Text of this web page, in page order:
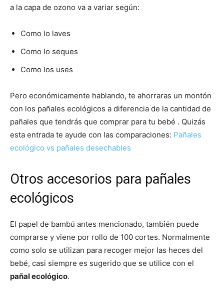
a la capa de ozono va a variar según:
Como lo laves
Como lo seques
Como los uses
Pero económicamente hablando, te ahorraras un montón
con los pañales ecológicos a diferencia de la cantidad de
pañales que tendrás que comprar para tu bebé . Quizás
esta entrada te ayude con las comparaciones: Pañales
ecológico vs pañales desechables
Otros accesorios para pañales
ecológicos
El papel de bambú antes mencionado, también puede
comprarse y viene por rollo de 100 cortes. Normalmente
como solo se utilizan para recoger mejor las heces del
bebé, casi siempre es sugerido que se utilice con el
pañal ecológico.